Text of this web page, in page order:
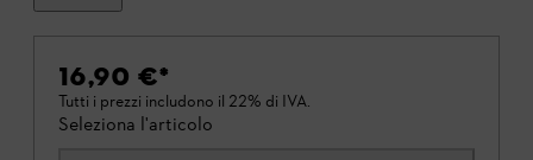
16,90 €*
Tutti i prezzi includono il 22% di IVA.
Seleziona l'articolo